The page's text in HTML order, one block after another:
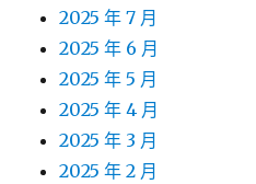
2025 年 7 月
2025 年 6 月
2025 年 5 月
2025 年 4 月
2025 年 3 月
2025 年 2 月